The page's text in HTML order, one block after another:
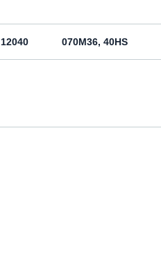
12040 070M36, 40HS